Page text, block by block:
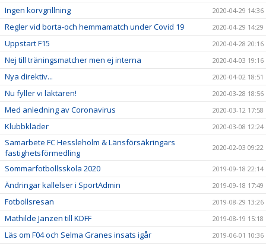
Ingen korvgrillning 2020-04-29 14:36
Regler vid borta-och hemmamatch under Covid 19 2020-04-29 14:29
Uppstart F15 2020-04-28 20:16
Nej till träningsmatcher men ej interna 2020-04-03 19:16
Nya direktiv... 2020-04-02 18:51
Nu fyller vi läktaren! 2020-03-28 18:56
Med anledning av Coronavirus 2020-03-12 17:58
Klubbkläder 2020-03-08 12:24
Samarbete FC Hessleholm & Länsförsäkringars
fastighetsförmedling
2020-02-03 09:22
Sommarfotbollsskola 2020 2019-09-18 22:14
Ändringar kallelser i SportAdmin 2019-09-18 17:49
Fotbollsresan 2019-08-29 13:26
Mathilde Janzen till KDFF 2019-08-19 15:18
Läs om F04 och Selma Granes insats igår 2019-06-01 10:36